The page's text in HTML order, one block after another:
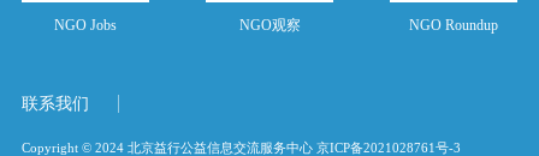
NGO Jobs NGO观察 NGO Roundup
联系我们
Copyright © 2024 北京益行公益信息交流服务中心 京ICP备2021028761号-3